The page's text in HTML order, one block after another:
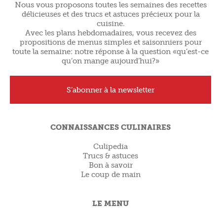
Nous vous proposons toutes les semaines des recettes
délicieuses et des trucs et astuces précieux pour la
cuisine.
Avec les plans hebdomadaires, vous recevez des
propositions de menus simples et saisonniers pour
toute la semaine: notre réponse à la question «qu’est-ce
qu’on mange aujourd’hui?»
S’abonner à la newsletter
CONNAISSANCES CULINAIRES
Culipedia
Trucs & astuces
Bon à savoir
Le coup de main
LE MENU